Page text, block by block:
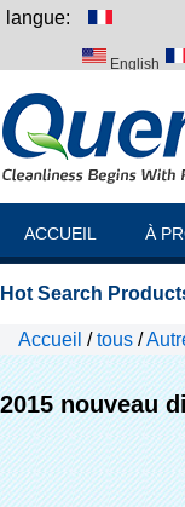
langue:
English
ACCUEIL À
Hot Search
Accueil /tous /
2015 nouveau